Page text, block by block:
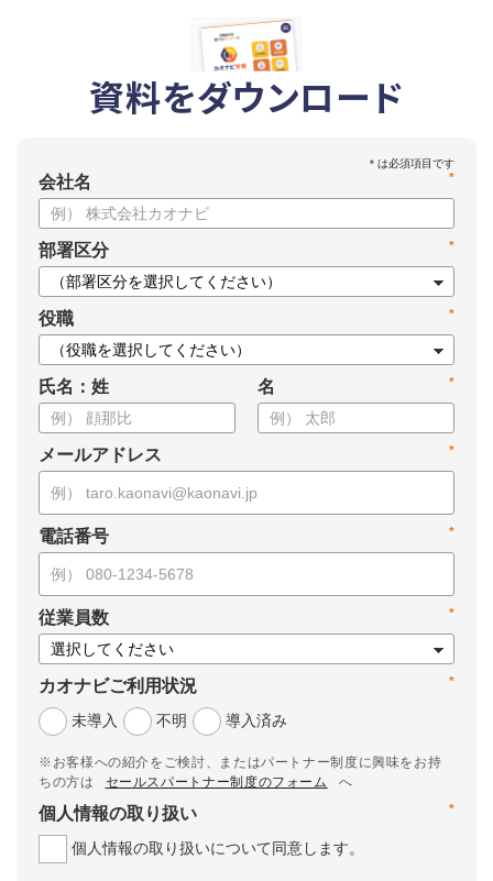
資料をダウンロード
*
会社名
*
部署区分
*
役職
氏名：姓 *
名
*
メールアドレス
*
電話番号
*
従業員数
*
カオナビご利用状況
未導入
不明 導入済み
※お客様への紹介をご検討、またはパートナー制度に興味をお持
ちの方は
セールスパートナー制度のフォーム
へ
*
個人情報の取り扱い
個人情報の取り扱いについて同意します。